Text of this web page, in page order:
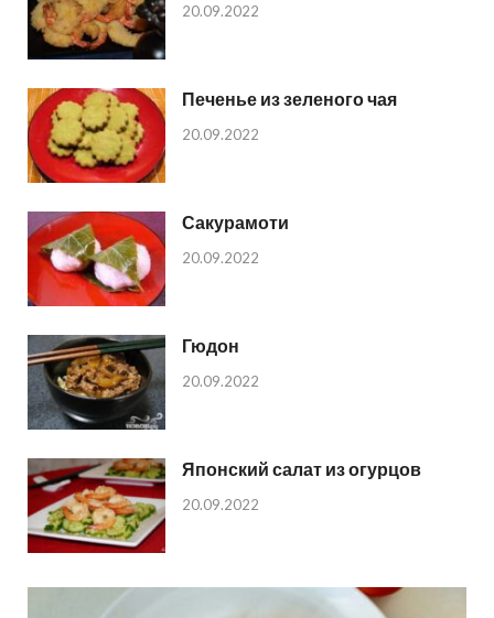
20.09.2022
Печенье из зеленого чая
20.09.2022
Сакурамоти
20.09.2022
Гюдон
20.09.2022
Японский салат из огурцов
20.09.2022